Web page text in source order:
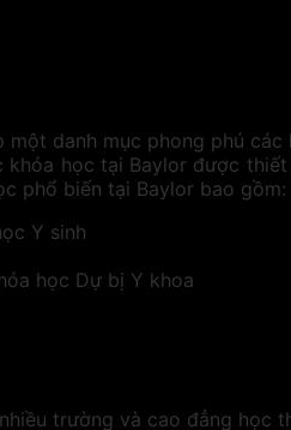
danh mục phong phú
khóa học tại Baylor được
phổ biến tại Baylor bao gồm:
Y sinh
học Dự bị Y khoa
trường và cao đẳng học